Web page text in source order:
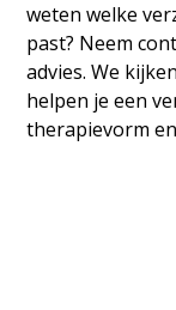
weten welke
past? Neem
advies. We
helpen je een
therapievorm